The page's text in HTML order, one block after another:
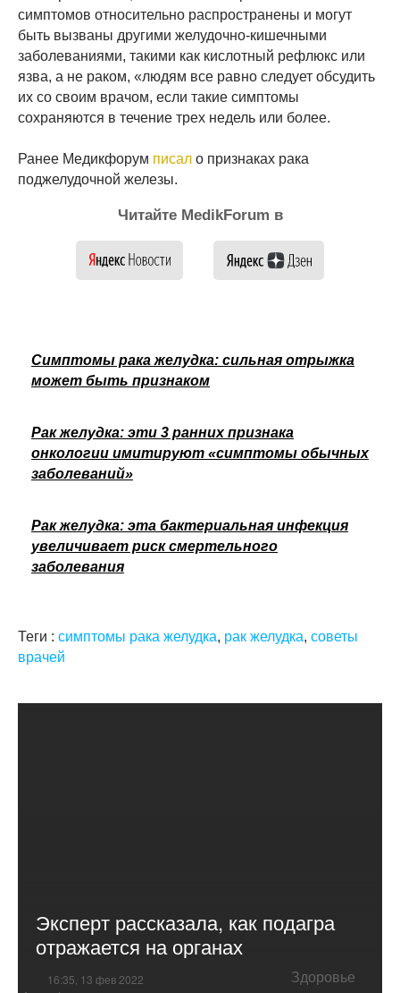
симптомов относительно распространены и могут
быть вызваны другими желудочно-кишечными
заболеваниями, такими как кислотный рефлюкс или
язва, а не раком, «людям все равно следует обсудить
их со своим врачом, если такие симптомы
сохраняются в течение трех недель или более.
Ранее Медикфорум писал о признаках рака
поджелудочной железы.
Читайте MedikForum в
Симптомы рака желудка: сильная отрыжка
может быть признаком
Рак желудка: эти 3 ранних признака
онкологии имитируют «симптомы обычных
заболеваний»
Рак желудка: эта бактериальная инфекция
увеличивает риск смертельного
заболевания
Теги : симптомы рака желудка, рак желудка, советы
врачей
Эксперт рассказала, как подагра
отражается на органах
16:35, 13 фев 2022 Здоровье